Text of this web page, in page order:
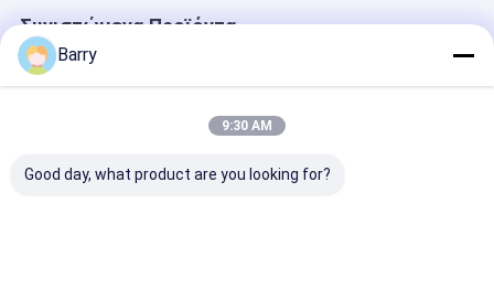
Συνιστώμενα Προϊόντα
Barry
9:30 AM
Good day, what product are you looking for?